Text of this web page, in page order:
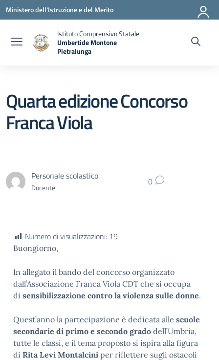
Vai ai contenuti
Vai al menu di navigazione
Vai al footer
Ministero dell'Istruzione e del Merito
Istituto Comprensivo Statale
Umbertide Montone
Pietralunga
Quarta edizione Concorso
Franca Viola
Personale scolastico
Docente 0
Numero di visualizzazioni: 19
Buongiorno,
In allegato il bando del concorso organizzato
dall’Associazione Franca Viola CDT che si occupa
di sensibilizzazione contro la violenza sulle donne.
Quest’anno la partecipazione è dedicata alle scuole
secondarie di primo e secondo grado dell’Umbria,
tutte le classi, e il tema proposto si ispira alla figura
di Rita Levi Montalcini per riflettere sugli ostacoli